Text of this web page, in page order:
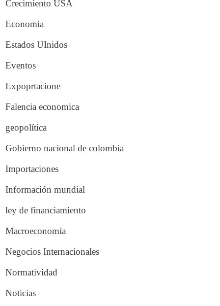
Crecimiento USA
Economia
Estados UInidos
Eventos
Expoprtacione
Falencia economica
geopolítica
Gobierno nacional de colombia
Importaciones
Información mundial
ley de financiamiento
Macroeconomía
Negocios Internacionales
Normatividad
Noticias